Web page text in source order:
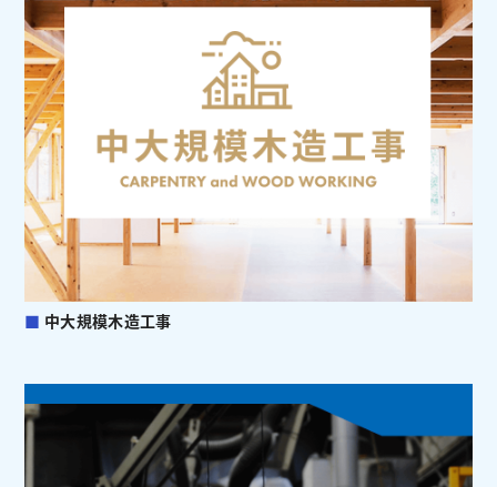
■ 中大規模木造工事